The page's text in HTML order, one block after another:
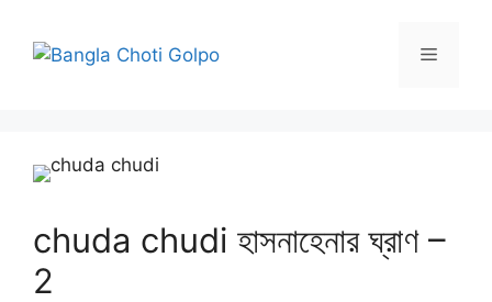
content
Menu
chuda chudi হাসনাহেনার ঘ্রাণ –
2